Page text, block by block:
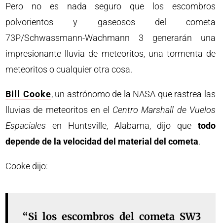
Pero no es nada seguro que los escombros
polvorientos y gaseosos del cometa
73P/Schwassmann-Wachmann 3 generarán una
impresionante lluvia de meteoritos, una tormenta de
meteoritos o cualquier otra cosa.
Bill Cooke, un astrónomo de la NASA que rastrea las
lluvias de meteoritos en el Centro Marshall de Vuelos
Espaciales en Huntsville, Alabama, dijo que todo
depende de la velocidad del material del cometa.
Cooke dijo:
“Si los escombros del cometa SW3